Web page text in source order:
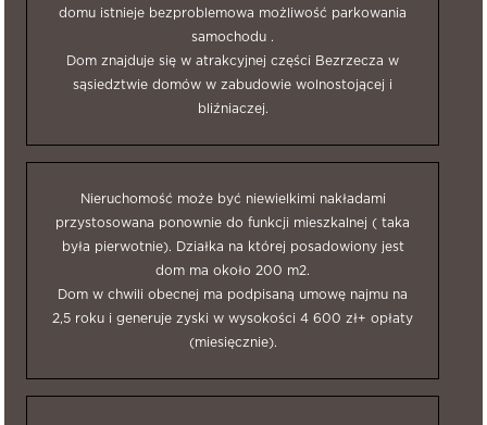
domu istnieje bezproblemowa możliwość parkowania
samochodu .
Dom znajduje się w atrakcyjnej części Bezrzecza w
sąsiedztwie domów w zabudowie wolnostojącej i
bliźniaczej.
Nieruchomość może być niewielkimi nakładami
przystosowana ponownie do funkcji mieszkalnej ( taka
była pierwotnie). Działka na której posadowiony jest
dom ma około 200 m2.
Dom w chwili obecnej ma podpisaną umowę najmu na
2,5 roku i generuje zyski w wysokości 4 600 zł+ opłaty
(miesięcznie).